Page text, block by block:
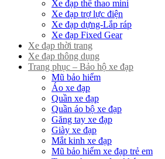
Xe đạp thể thao mini
Xe đạp trợ lực điện
Xe đạp dựng-Lắp ráp
Xe đạp Fixed Gear
Xe đạp thời trang
Xe đạp thông dụng
Trang phục – Bảo hộ xe đạp
Mũ bảo hiểm
Áo xe đạp
Quần xe đạp
Quần áo bộ xe đạp
Găng tay xe đạp
Giày xe đạp
Mắt kinh xe đạp
Mũ bảo hiểm xe đạp trẻ em